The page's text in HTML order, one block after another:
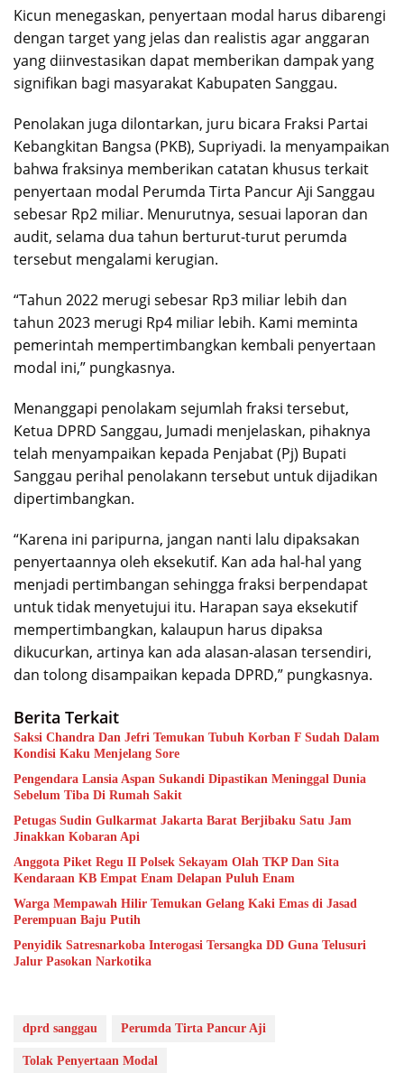
Kicun menegaskan, penyertaan modal harus dibarengi
dengan target yang jelas dan realistis agar anggaran
yang diinvestasikan dapat memberikan dampak yang
signifikan bagi masyarakat Kabupaten Sanggau.
Penolakan juga dilontarkan, juru bicara Fraksi Partai
Kebangkitan Bangsa (PKB), Supriyadi. Ia menyampaikan
bahwa fraksinya memberikan catatan khusus terkait
penyertaan modal Perumda Tirta Pancur Aji Sanggau
sebesar Rp2 miliar. Menurutnya, sesuai laporan dan
audit, selama dua tahun berturut-turut perumda
tersebut mengalami kerugian.
“Tahun 2022 merugi sebesar Rp3 miliar lebih dan
tahun 2023 merugi Rp4 miliar lebih. Kami meminta
pemerintah mempertimbangkan kembali penyertaan
modal ini,” pungkasnya.
Menanggapi penolakam sejumlah fraksi tersebut,
Ketua DPRD Sanggau, Jumadi menjelaskan, pihaknya
telah menyampaikan kepada Penjabat (Pj) Bupati
Sanggau perihal penolakann tersebut untuk dijadikan
dipertimbangkan.
“Karena ini paripurna, jangan nanti lalu dipaksakan
penyertaannya oleh eksekutif. Kan ada hal-hal yang
menjadi pertimbangan sehingga fraksi berpendapat
untuk tidak menyetujui itu. Harapan saya eksekutif
mempertimbangkan, kalaupun harus dipaksa
dikucurkan, artinya kan ada alasan-alasan tersendiri,
dan tolong disampaikan kepada DPRD,” pungkasnya.
Berita Terkait
Saksi Chandra Dan Jefri Temukan Tubuh Korban F Sudah Dalam
Kondisi Kaku Menjelang Sore
Pengendara Lansia Aspan Sukandi Dipastikan Meninggal Dunia
Sebelum Tiba Di Rumah Sakit
Petugas Sudin Gulkarmat Jakarta Barat Berjibaku Satu Jam
Jinakkan Kobaran Api
Anggota Piket Regu II Polsek Sekayam Olah TKP Dan Sita
Kendaraan KB Empat Enam Delapan Puluh Enam
Warga Mempawah Hilir Temukan Gelang Kaki Emas di Jasad
Perempuan Baju Putih
Penyidik Satresnarkoba Interogasi Tersangka DD Guna Telusuri
Jalur Pasokan Narkotika
dprd sanggau Perumda Tirta Pancur Aji
Tolak Penyertaan Modal